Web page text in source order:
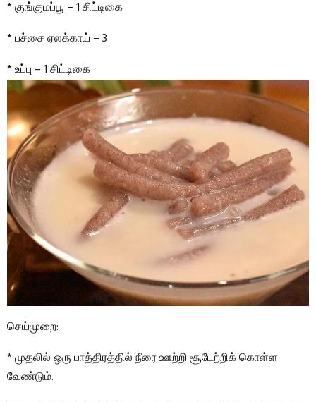
* குங்குமப்பூ – 1 சிட்டிகை
* பச்சை ஏலக்காய் – 3
* உப்பு – 1 சிட்டிகை
செய்முறை:
* முதலில் ஒரு பாத்திரத்தில் நீரை ஊற்றி சூடேற்றிக் கொள்ள
வேண்டும்.